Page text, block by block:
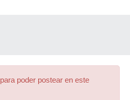
para poder postear en este